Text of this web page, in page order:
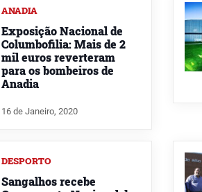
ANADIA
Exposição Nacional de
Columbofilia: Mais de 2
mil euros reverteram
para os bombeiros de
Anadia
16 de Janeiro, 2020
DESPORTO
Sangalhos recebe